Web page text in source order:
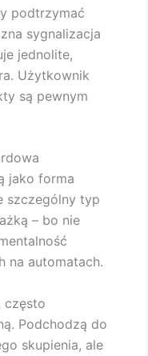
podtrzymać
sygnalizacja
jednolite,
Użytkownik
są pewnym
jako forma
szczególny typ
– bo nie
na automatach.
często
Podchodzą do
skupienia, ale